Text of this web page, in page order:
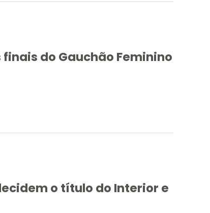
do Gauchão Feminino
o título do Interior e